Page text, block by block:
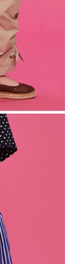
後付」服務完成之交
相關給付款項請求債
aftee.tw/terms/#terms3
同意方可使用
本公司不負相關責
戶狀況，依本公司即
本公司將視審查結果
現惡意使用之情形，
採取法律行動。